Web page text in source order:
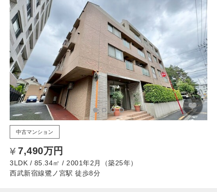
中古マンション
7,490万円
3LDK / 85.34㎡ / 2001年2月（築25年）
西武新宿線鷺ノ宮駅 徒歩8分